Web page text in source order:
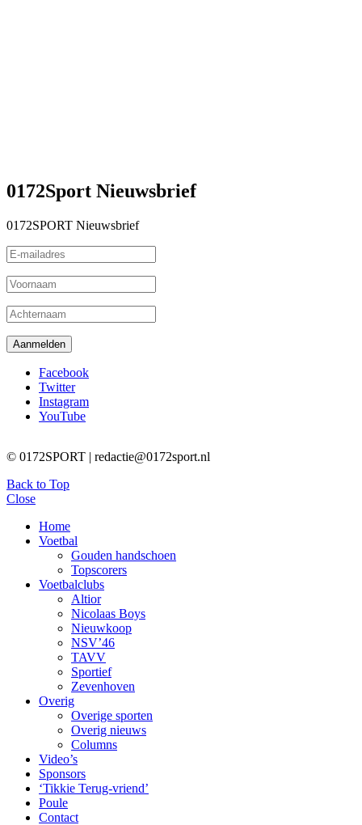
0172Sport Nieuwsbrief
0172SPORT Nieuwsbrief
Facebook
Twitter
Instagram
YouTube
© 0172SPORT | redactie@0172sport.nl
Back to Top
Close
Home
Voetbal
Gouden handschoen
Topscorers
Voetbalclubs
Altior
Nicolaas Boys
Nieuwkoop
NSV’46
TAVV
Sportief
Zevenhoven
Overig
Overige sporten
Overig nieuws
Columns
Video’s
Sponsors
‘Tikkie Terug-vriend’
Poule
Contact